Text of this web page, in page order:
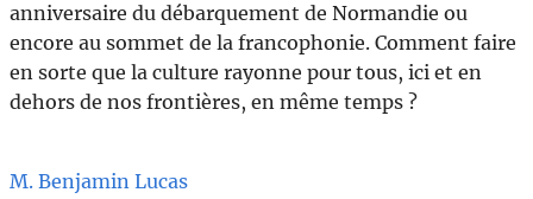
anniversaire du débarquement de Normandie ou
encore au sommet de la francophonie. Comment faire
en sorte que la culture rayonne pour tous, ici et en
dehors de nos frontières, en même temps ?
M. Benjamin Lucas